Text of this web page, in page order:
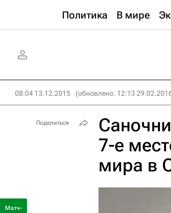
Политика В мире
08:04 13.12.2015 (обновлено: 12:13
7-е
мира в
Поделиться
Матч-